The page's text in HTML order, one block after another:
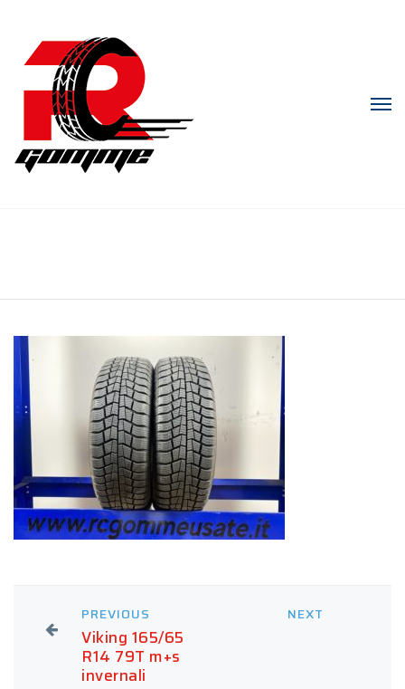
PREVIOUS
Viking 165/65
R14 79T m+s
invernali
NEXT